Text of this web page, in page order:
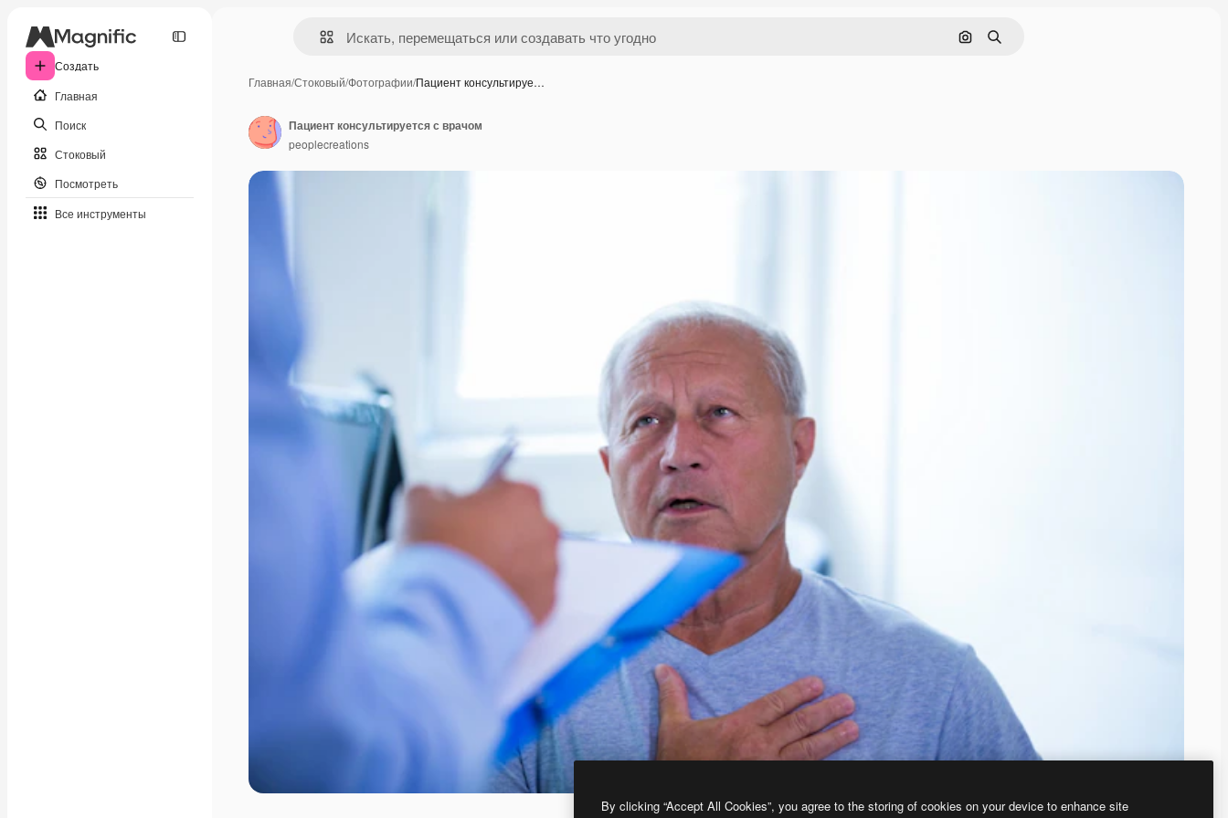
Создать
Главная
Поиск
Стоковый
Посмотреть
Все инструменты
Поиск по изображению
Поиск
Главная/Стоковый/Фотографии/Пациент консультируе…
Пациент консультируется с врачом
peoplecreations
By clicking “Accept All Cookies”, you agree to the storing of cookies on your device to enhance site